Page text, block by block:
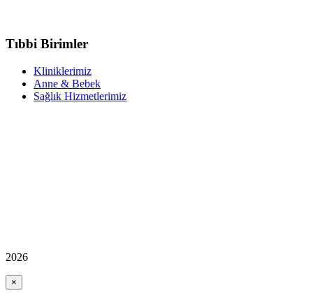
Tıbbi Birimler
Kliniklerimiz
Anne & Bebek
Sağlık Hizmetlerimiz
2026
×